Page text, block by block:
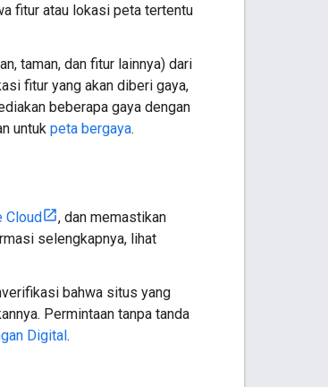
fitur atau lokasi peta tertentu
taman, dan fitur lainnya) dari
fitur yang akan diberi gaya,
beberapa gaya dengan
untuk peta bergaya.
Cloud
, dan memastikan
selengkapnya, lihat
bahwa situs yang
Permintaan tanpa tanda
Digital.